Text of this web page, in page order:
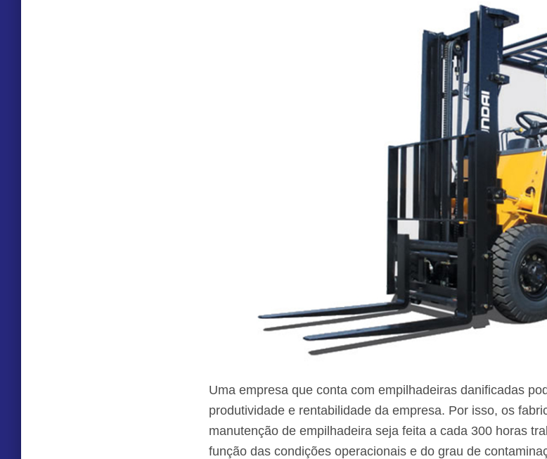
Uma empresa que conta com empilhadeiras danificadas
produtividade e rentabilidade da empresa. Por isso, os
manutenção de empilhadeira seja feita a cada 300 horas
função das condições operacionais e do grau de